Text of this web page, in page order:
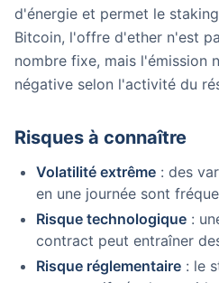
d'énergie et permet le
Bitcoin, l'offre d'ether n'est
nombre fixe, mais l'émission
négative selon l'activité du
Risques à connaître
Volatilité extrême : des
en une journée sont
Risque technologique :
contract peut entraîner
Risque réglementaire : le